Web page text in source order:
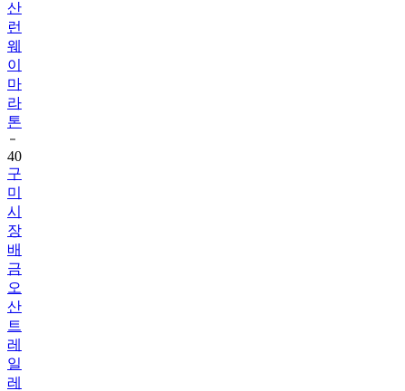
산
런
웨
이
마
라
톤
40
구
미
시
장
배
금
오
산
트
레
일
레